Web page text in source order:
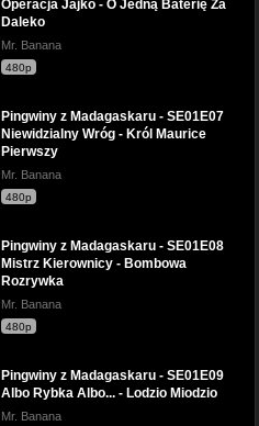
Operacja Jajko - O Jedną Baterię Za
Daleko
Mr. Banana
480p
Pingwiny z Madagaskaru - SE01E07
Niewidzialny Wróg - Król Maurice
Pierwszy
Mr. Banana
480p
Pingwiny z Madagaskaru - SE01E08
Mistrz Kierownicy - Bombowa
Rozrywka
Mr. Banana
480p
Pingwiny z Madagaskaru - SE01E09
Albo Rybka Albo... - Lodzio Miodzio
Mr. Banana